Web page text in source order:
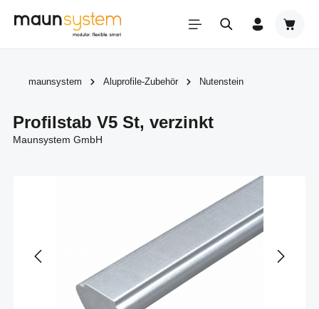
Zum Hauptinhalt springen
maunsystem Aluprofile-Zubehör Nutenstein
Profilstab V5 St, verzinkt
Maunsystem GmbH